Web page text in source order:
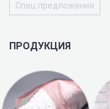
Спец.предложения
ПРОДУКЦИЯ